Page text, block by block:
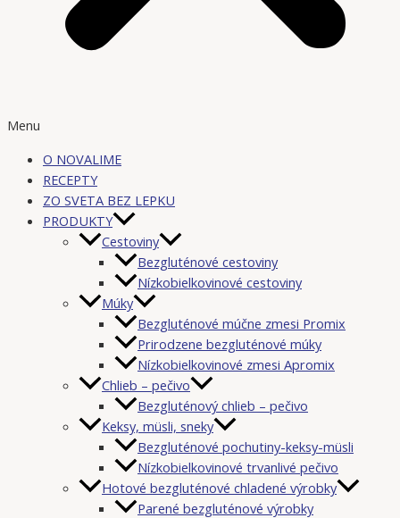
Menu
O NOVALIME
RECEPTY
ZO SVETA BEZ LEPKU
PRODUKTY
Cestoviny
Bezgluténové cestoviny
Nízkobielkovinové cestoviny
Múky
Bezgluténové múčne zmesi Promix
Prirodzene bezgluténové múky
Nízkobielkovinové zmesi Apromix
Chlieb – pečivo
Bezgluténový chlieb – pečivo
Keksy, müsli, sneky
Bezgluténové pochutiny-keksy-müsli
Nízkobielkovinové trvanlivé pečivo
Hotové bezgluténové chladené výrobky
Parené bezgluténové výrobky